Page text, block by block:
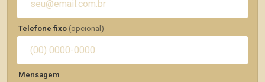
Telefone fixo (opcional)
Mensagem